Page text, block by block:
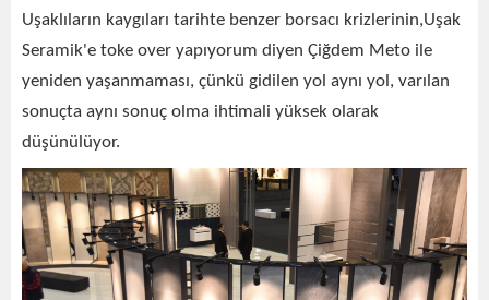
Uşaklıların kaygıları tarihte benzer borsacı krizlerinin,Uşak
Seramik'e toke over yapıyorum diyen Çiğdem Meto ile
yeniden yaşanmaması, çünkü gidilen yol aynı yol, varılan
sonuçta aynı sonuç olma ihtimali yüksek olarak
düşünülüyor.